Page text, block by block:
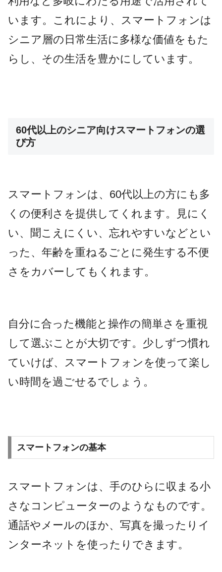
います。これにより、スマートフォンは
シニア層の日常生活に多様な価値をもた
らし、その生活を豊かにしています。
60代以上のシニア向けスマートフォンの選
び方
スマートフォンは、60代以上の方にも多
くの便利さを提供してくれます。見にく
い、聞こえにくい、忘れやすいなどとい
った、年齢を重ねるごとに発生する不便
さをカバーしてもくれます。
自分に合った機能と操作の簡単さを重視
して選ぶことが大切です。少しずつ慣れ
ていけば、スマートフォンを使って楽し
い時間を過ごせるでしょう。
スマートフォンの基本
スマートフォンは、手のひらに収まる小
さなコンピューターのようなものです。
通話やメールのほか、写真を撮ったりイ
ンターネットを使ったりできます。